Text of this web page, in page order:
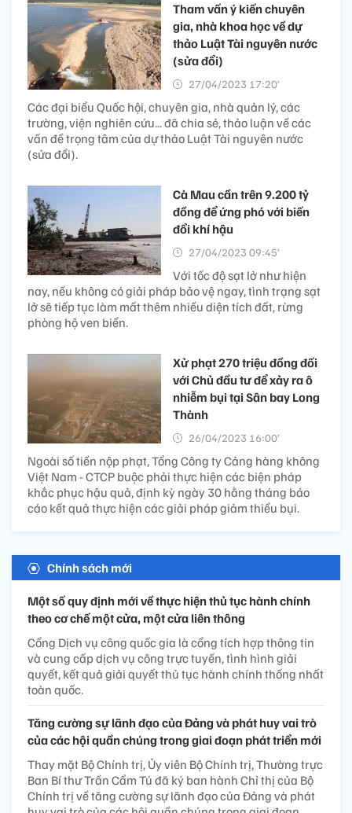
Tham vấn ý kiến chuyên
gia, nhà khoa học về dự
thảo Luật Tài nguyên nước
(sửa đổi)
27/04/2023 17:20’
Các đại biểu Quốc hội, chuyên gia, nhà quản lý, các
trường, viện nghiên cứu... đã chia sẻ, thảo luận về các
vấn đề trọng tâm của dự thảo Luật Tài nguyên nước
(sửa đổi).
Cà Mau cần trên 9.200 tỷ
đồng để ứng phó với biến
đổi khí hậu
27/04/2023 09:45’
Với tốc độ sạt lở như hiện
nay, nếu không có giải pháp bảo vệ ngay, tình trạng sạt
lở sẽ tiếp tục làm mất thêm nhiều diện tích đất, rừng
phòng hộ ven biển.
Xử phạt 270 triệu đồng đối
với Chủ đầu tư để xảy ra ô
nhiễm bụi tại Sân bay Long
Thành
26/04/2023 16:00’
Ngoài số tiền nộp phạt, Tổng Công ty Cảng hàng không
Việt Nam - CTCP buộc phải thực hiện các biện pháp
khắc phục hậu quả, định kỳ ngày 30 hằng tháng báo
cáo kết quả thực hiện các giải pháp giảm thiểu bụi.
Chính sách mới
Một số quy định mới về thực hiện thủ tục hành chính
theo cơ chế một cửa, một cửa liên thông
Cổng Dịch vụ công quốc gia là cổng tích hợp thông tin
và cung cấp dịch vụ công trực tuyến, tình hình giải
quyết, kết quả giải quyết thủ tục hành chính thống nhất
toàn quốc.
Tăng cường sự lãnh đạo của Đảng và phát huy vai trò
của các hội quần chúng trong giai đoạn phát triển mới
Thay mặt Bộ Chính trị, Ủy viên Bộ Chính trị, Thường trực
Ban Bí thư Trần Cẩm Tú đã ký ban hành Chỉ thị của Bộ
Chính trị về tăng cường sự lãnh đạo của Đảng và phát